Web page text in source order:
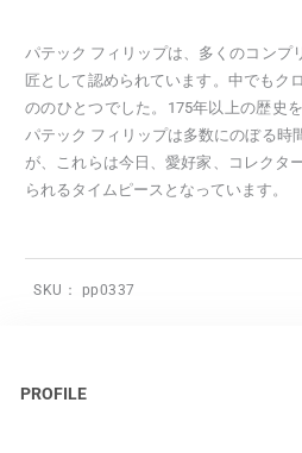
パテック フィリップは、多くのコンプ
匠として認められています。中でもク
ののひとつでした。175年以上の歴史
パテック フィリップは多数にのぼる時
が、これらは今日、愛好家、コレクタ
られるタイムピースとなっています。
SKU： pp0337
PROFILE